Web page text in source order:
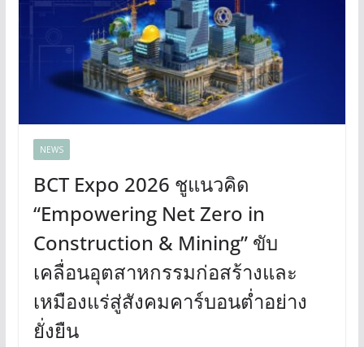
NEWS
BCT Expo 2026 ชูแนวคิด
“Empowering Net Zero in
Construction & Mining” ขับ
เคลื่อนอุตสาหกรรมก่อสร้างและ
เหมืองแร่สู่สังคมคาร์บอนต่ำอย่าง
ยั่งยืน